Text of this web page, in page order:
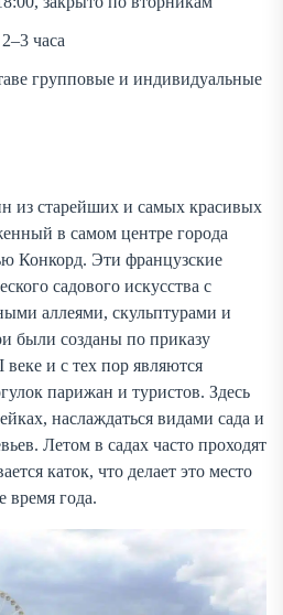
2–3 часа
групповые и индивидуальные
из старейших и самых красивых
в самом центре города
Конкорд. Эти французские
садового искусства с
аллеями, скульптурами и
были созданы по приказу
и с тех пор являются
парижан и туристов. Здесь
наслаждаться видами сада и
Летом в садах часто проходят
каток, что делает это место
время года.